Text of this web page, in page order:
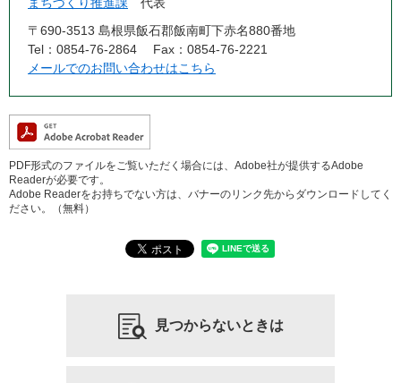
〒690-3513 島根県飯石郡飯南町下赤名880番地
Tel：0854-76-2864
Fax：0854-76-2221
メールでのお問い合わせはこちら
PDF形式のファイルをご覧いただく場合には、Adobe社が提供するAdobe
Readerが必要です。
Adobe Readerをお持ちでない方は、バナーのリンク先からダウンロードしてく
ださい。（無料）
見つからないときは